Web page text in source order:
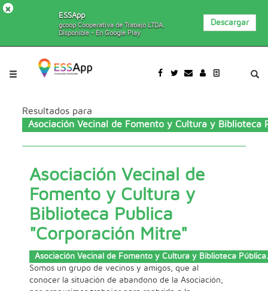
×
ESSApp
gcoop Cooperativa de Trabajo LTDA.
Disponible - En Google Play
Descargar
Resultados para
Asociación Vecinal de Fomento y Cultura y Biblioteca
Asociación Vecinal de
Fomento y Cultura y
Biblioteca Publica
"Corporación Mitre"
Asociación Vecinal de Fomento y Cultura y Biblioteca Pública.
Somos un grupo de vecinos y amigos, que al
conocer la situación de abandono de la Asociación,